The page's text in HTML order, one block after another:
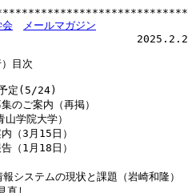
会
メールマガジン
目次
システムの現状と課題（岩崎和隆）